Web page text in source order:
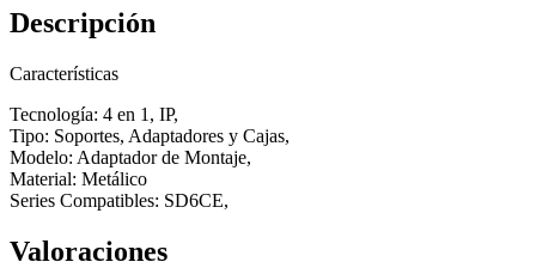
Descripción
Características
Tecnología: 4 en 1, IP,
Tipo: Soportes, Adaptadores y Cajas,
Modelo: Adaptador de Montaje,
Material: Metálico
Series Compatibles: SD6CE,
Valoraciones